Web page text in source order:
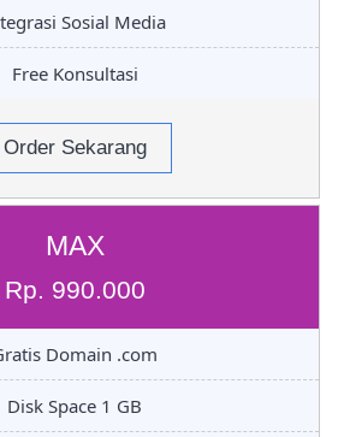
Sosial Media
Free Konsultasi
Order Sekarang
MAX
Rp. 990.000
Domain .com
Disk Space 1 GB